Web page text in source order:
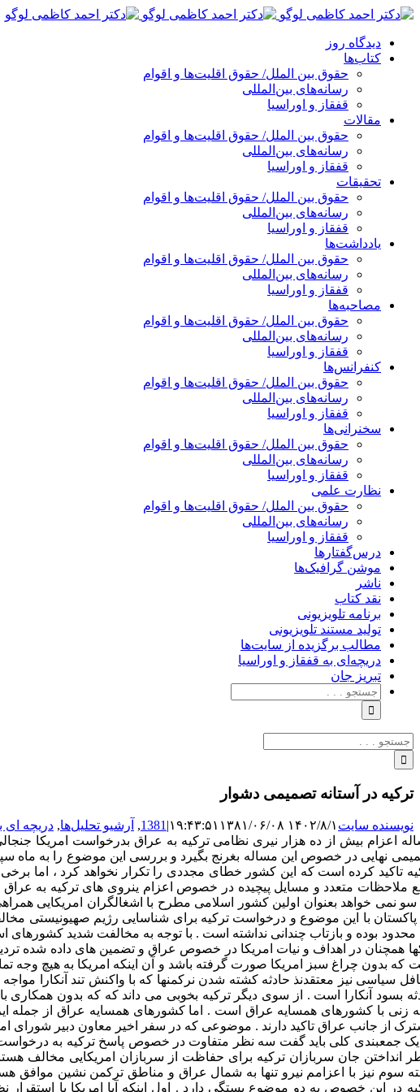
پرش
محتوا
دیدگاه روز
کتاب‌ها
حقوق بین الملل/ حقوق اقلیت‌ها و اقوام
رسانه‌های بین‌المللی
قفقاز و اوراسیا
مقالات
حقوق بین الملل/ حقوق اقلیت‌ها و اقوام
رسانه‌های بین‌المللی
قفقاز و اوراسیا
تحقیقات
حقوق بین الملل/ حقوق اقلیت‌ها و اقوام
رسانه‌های بین‌المللی
قفقاز و اوراسیا
یادداشت‌ها
حقوق بین الملل/ حقوق اقلیت‌ها و اقوام
رسانه‌های بین‌المللی
قفقاز و اوراسیا
مصاحبه‌ها
حقوق بین الملل/ حقوق اقلیت‌ها و اقوام
رسانه‌های بین‌المللی
قفقاز و اوراسیا
کنفرانس‌ها
حقوق بین الملل/ حقوق اقلیت‌ها و اقوام
رسانه‌های بین‌المللی
قفقاز و اوراسیا
سخنرانی‌ها
حقوق بین الملل/ حقوق اقلیت‌ها و اقوام
رسانه‌های بین‌المللی
قفقاز و اوراسیا
نظارت علمی
حقوق بین الملل/ حقوق اقلیت‌ها و اقوام
رسانه‌های بین‌المللی
قفقاز و اوراسیا
درس‌گفتارها
موشن گرافیک‌ها
ناشر
نقد کتاب
برنامه‌ تلویزیونی
تولید مستند تلویزیونی
مطالب برگزیده از سایت‌ها
دریچه‌ای به قفقاز و اوراسیا
تبریزِ جان
جستجو
برای:
جستجو
برای:
ترکیه در آستانه تصمیمی دشوار
نویسنده سایت ۱۴۰۲/۸/۱ ۱۹:۴۳:۵۱ ۱۳۸۱/۰۶/۰۸ |
1381
, آرشیو تحلیل‌ها, دریچه ای
اعزام بیش از ده هزار نیری نظامی ترکیه به عراق بدرخواست امریکا
نهایی در خصوص این مساله بغرنج بگیرد و بررسی این موضوع را به ماه
تاکید کرده است که این کشور خطای مجددی را تکرار نخواهد کرد ، اما
ملاحظات متعدد و مسایل پیچیده در خصوص اعزام ینروی های ترکیه به عراق
نمی خواهد بعنوان اولین کشور اسلامی مطرح با اشغالگران امریکایی
پاکستان با این موضوع و درخواست ترکیه برای شناسایی رژیم صهیونیستی
محدود بوده و بازتاب چندانی نداشته است . با توجه به مخالفت شدید
همچنان در اهداف و نیات امریکا در خصوص عراق و تضمین های داده شده
که بدون چراغ سبز امریکا صورت گرفته باشد و آن اینکه امریکا به هیچ وجه
سیاسی نیز معتقدنذ حادثه کشته شدن نرکمنها که با واکنش تند آنکارا
بسود آنکارا است . از سوی دیگر ترکیه بخوبی می داند که که بدون
زنی با کشورهای همسایه عراق است . اما کشورهای همسایه عراق از
از جانب عراق تاکید دارند . موضوعی که در سفر اخیر معاون دبیر شورای
جمعبندی کلی باید گفت سه نظر متفاوت در خصوص پاسخ ترکیه به درخواست
انداختن جان سربازان ترکیه برای حفاظت از سربازان امریکایی مخالف
سوم نیز با اعزامم نیرو تنها به شمال عراق و مناطق ترکمن نشین موافق
در این خصوص به دو موضوع بستگی دارد . اول اینکه آیا امریکا با استقرار